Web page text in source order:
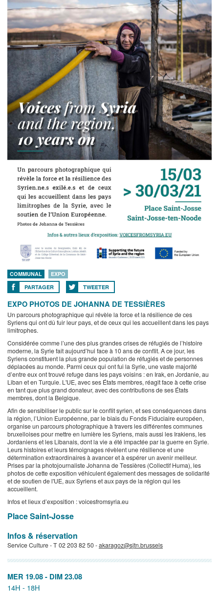
COMMUNAL
EXPO
PARTAGER
TWEETER
EXPO PHOTOS DE JOHANNA DE TESSIÈRES
Un parcours photographique qui révèle la force et la résilience de ces
Syriens qui ont dû fuir leur pays, et de ceux qui les accueillent dans les pays
limitrophes.
Considérée comme l’une des plus grandes crises de réfugiés de l’histoire
moderne, la Syrie fait aujourd’hui face à 10 ans de conflit. A ce jour, les
Syriens constituent la plus grande population de réfugiés et de personnes
déplacées au monde. Parmi ceux qui ont fui la Syrie, une vaste majorité
d’entre eux ont trouvé refuge dans les pays voisins : en Irak, en Jordanie, au
Liban et en Turquie. L'UE, avec ses États membres, réagit face à cette crise
en tant que plus grand donateur, avec des contributions de ses États
membres, dont la Belgique.
Afin de sensibiliser le public sur le conflit syrien, et ses conséquences dans
la région, l’Union Européenne, par le biais du Fonds Fiduciaire européen,
organise un parcours photographique à travers les différentes communes
bruxelloises pour mettre en lumière les Syriens, mais aussi les Irakiens, les
Jordaniens et les Libanais, dont la vie a été impactée par la guerre en Syrie.
Leurs histoires et leurs témoignages révèlent une résilience et une
détermination extraordinaires à avancer et à espérer un avenir meilleur.
Prises par la photojournaliste Johanna de Tessières (Collectif Huma), les
photos de cette exposition véhiculent également des messages de solidarité
et de soutien de l'UE, aux Syriens et aux pays de la région qui les
accueillent.
Infos et lieux d’exposition : voicesfromsyria.eu
Place Saint-Josse
Infos & réservation
Service Culture - T 02 203 82 50 -akaragoz@sjtn.brussels
MER 19.08 - DIM 23.08
14H - 18H